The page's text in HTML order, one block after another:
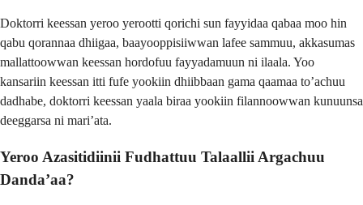
Doktorri keessan yeroo yerootti qorichi sun fayyidaa qabaa moo hin
qabu qorannaa dhiigaa, baayooppisiiwwan lafee sammuu, akkasumas
mallattoowwan keessan hordofuu fayyadamuun ni ilaala. Yoo
kansariin keessan itti fufe yookiin dhiibbaan gama qaamaa to’achuu
dadhabe, doktorri keessan yaala biraa yookiin filannoowwan kunuunsa
deeggarsa ni mari’ata.
Yeroo Azasitidiinii Fudhattuu Talaallii Argachuu
Danda’aa?